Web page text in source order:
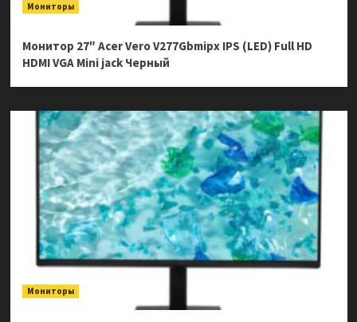
Мониторы
Монитор 27″ Acer Vero V277Gbmipx IPS (LED) Full HD
HDMI VGA Mini jack Черный
Мониторы